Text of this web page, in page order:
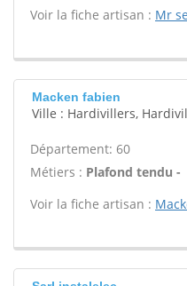
Voir la fiche artisan : Mr
Macken fabien
Ville : Hardivillers,
Département: 60
Métiers : Plafond tendu -
Voir la fiche artisan :